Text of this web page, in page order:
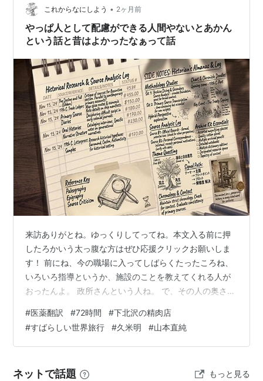
これからなにしよう • 2ヶ月前
やっぱ人として配慮ができる人間やないとあかん
という話と昔はよかったなぁって話
来訪ありがとね。ゆっくりしてってね。本文入る前に押
したろかいう太っ腹な方はぜひ応援クリックお願いしま
す！ 前にね、今の職場に入ってしばらくたったころね、
いろいろ指導というか、施設のことを教えてくれる人が
おったんよ。 政所さんという人ね。 で、その人の奥さん
ん、現場はちゃうよ。 でね、その奥さんがつけてる香水
かなんかしらんが、かなり強烈だったらしくてね。 以前
からその現場におった人が、丁寧によ、ほんま丁寧にお
せん、ちょっとわたし、香水系とかの匂いが苦手でし
#医薬翻訳 #72時間 #下北沢の精肉店
#すばらしい世界旅行 #久米明 #山本直純
ネットで話題 もっと見る